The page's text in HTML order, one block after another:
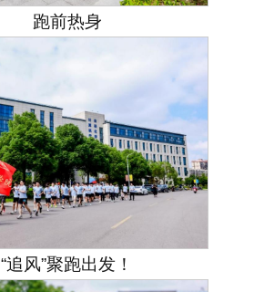
跑前热身
“追风”聚跑出发！